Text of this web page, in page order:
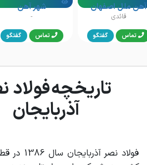
آهن ملل اصفهان
قائدی
تماس گفتگو
شهر آهن
-
تماس گفتگو
تاریخچه فولاد
آذربایجان
فولاد نصر